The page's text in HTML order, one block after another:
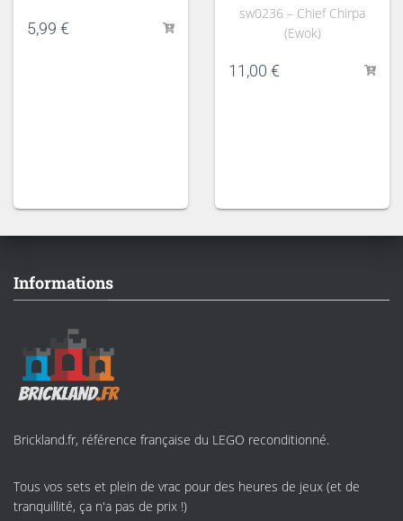
5,99 €
sw0236 – Chief Chirpa
(Ewok)
11,00 €
Informations
Brickland.fr, référence française du LEGO reconditionné.
Tous vos sets et plein de vrac pour des heures de jeux (et de
tranquillité, ça n'a pas de prix !)